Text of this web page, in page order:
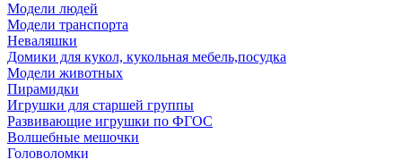
Модели людей
Модели транспорта
Неваляшки
Домики для кукол, кукольная мебель,посудка
Модели животных
Пирамидки
Игрушки для старшей группы
Развивающие игрушки по ФГОС
Волшебные мешочки
Головоломки